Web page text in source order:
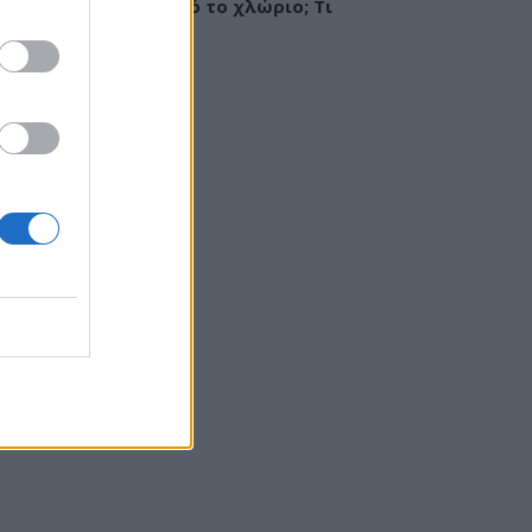
ή ερεθισμός από το χλώριο; Τι